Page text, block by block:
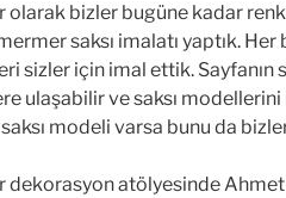
olarak bizler bugüne kadar
saksı imalatı yaptık.
sizler için imal ettik.
ulaşabilir ve saksı
modeli varsa bunu da
dekorasyon atölyesinde